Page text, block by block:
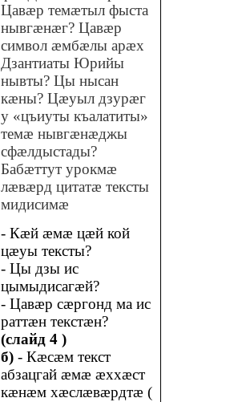
Цавæр темæтыл фыста
нывгæнæг? Цавæр
символ æмбæлы арæх
Дзантиаты Юрийы
нывты? Цы нысан
кæны? Цæуыл дзурæг
у «цъиуты къалатиты»
темæ нывгæнæджы
сфæлдыстады?
Бабæттут урокмæ
лæвæрд цитатæ тексты
мидисимæ
- Кæй æмæ цæй кой
цæуы тексты?
- Цы дзы ис
цымыдисагæй?
- Цавæр сæргонд ма ис
раттæн текстæн?
(слайд 4 )
б) - Кæсæм текст
абзацгай æмæ æххæст
кæнæм хæслæвæрдтæ (